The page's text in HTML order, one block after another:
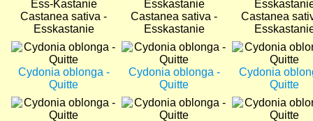
Castanea sativa -
Esskastanie
Castanea sativa -
Esskastanie
Castanea
Bild
Cydonia oblonga -
Quitte
Bild
Cydonia oblonga -
Quitte
Bild
Cydonia
Quitte
Bild
Bild Bild